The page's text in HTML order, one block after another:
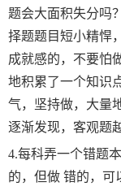
题会大面积失分吗
择题题目短小精悍
成就感的，不要怕
地积累了一个知识
气，坚持做，大量
逐渐发现，客观题
4.每科弄一个错题
的，但做 错的，可